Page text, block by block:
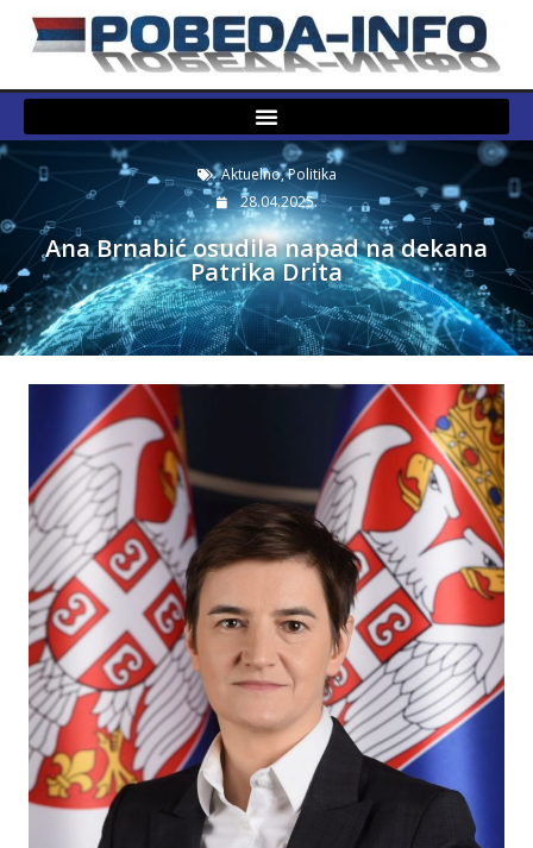
Aktuelno,Politika
28.04.2025.
Ana Brnabić osudila napad na dekana
Patrika Drita